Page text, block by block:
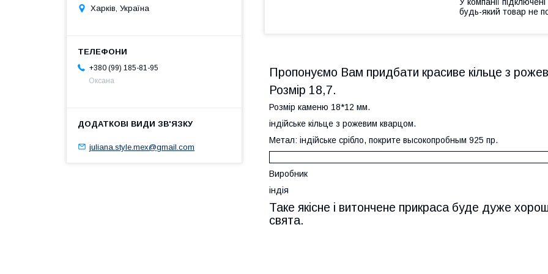
У компанії
будь-який товар не
Пропонуємо Вам придбати красиве кільце з
Розмір 18,7.
Розмір каменю 18*12 мм.
індійське кільце з рожевим кварцом.
Метал: індійське срібло, покрите высокопробным 925 пр.
Виробник
індія
Таке якісне і витончене прикраса буде дуже
свята.
Харків, Україна
+380 (99) 185-81-95
Оксана
juliana.style.mex@gmail.com